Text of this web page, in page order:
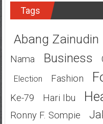
Tags
Abang Zainudin
Nama
Business
Election Fashion
Ke-79
Hari Ibu
Ronny F. Sompie